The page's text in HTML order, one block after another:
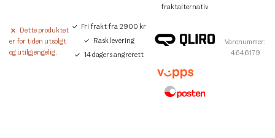
Dette produktet
er for tiden utsolgt
og utilgjengelig.
Fri frakt fra 2900 kr
Rask levering
14 dagers angrerett
fraktalternativ
Varenummer:
4646179